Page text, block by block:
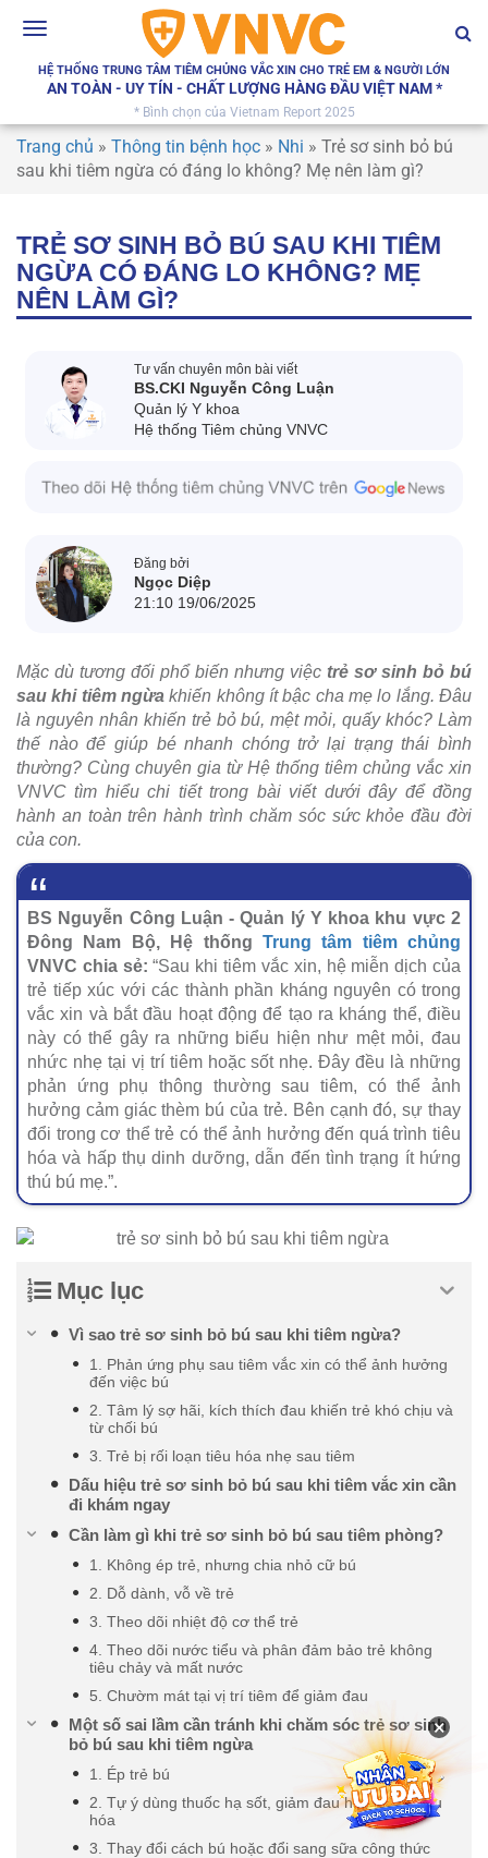
Toggle
HỆ THỐNG TRUNG TÂM TIÊM CHỦNG VẮC XIN CHO TRẺ EM & NGƯỜI LỚN
AN TOÀN - UY TÍN - CHẤT LƯỢNG HÀNG ĐẦU VIỆT NAM *
* Bình chọn của Vietnam Report 2025
Trang chủ » Thông tin bệnh học » Nhi » Trẻ sơ sinh bỏ bú
sau khi tiêm ngừa có đáng lo không? Mẹ nên làm gì?
TRẺ SƠ SINH BỎ BÚ SAU KHI TIÊM
NGỪA CÓ ĐÁNG LO KHÔNG? MẸ
NÊN LÀM GÌ?
Tư vấn chuyên môn bài viết
BS.CKI Nguyễn Công Luận
Quản lý Y khoa
Hệ thống Tiêm chủng VNVC
Đăng bởi
Ngọc Diệp
21:10 19/06/2025
Mặc dù tương đối phổ biến nhưng việc trẻ sơ sinh bỏ bú
sau khi tiêm ngừakhiến không ít bậc cha mẹ lo lắng. Đâu
là nguyên nhân khiến trẻ bỏ bú, mệt mỏi, quấy khóc? Làm
thế nào để giúp bé nhanh chóng trở lại trạng thái bình
thường? Cùng chuyên gia từ Hệ thống tiêm chủng vắc xin
VNVC tìm hiểu chi tiết trong bài viết dưới đây để đồng
hành an toàn trên hành trình chăm sóc sức khỏe đầu đời
của con.
BS Nguyễn Công Luận - Quản lý Y khoa khu vực 2
Đông Nam Bộ, Hệ thống Trung tâm tiêm chủng
VNVC chia sẻ: “Sau khi tiêm vắc xin, hệ miễn dịch của
trẻ tiếp xúc với các thành phần kháng nguyên có trong
vắc xin và bắt đầu hoạt động để tạo ra kháng thể, điều
này có thể gây ra những biểu hiện như mệt mỏi, đau
nhức nhẹ tại vị trí tiêm hoặc sốt nhẹ. Đây đều là những
phản ứng phụ thông thường sau tiêm, có thể ảnh
hưởng cảm giác thèm bú của trẻ. Bên cạnh đó, sự thay
đổi trong cơ thể trẻ có thể ảnh hưởng đến quá trình tiêu
hóa và hấp thụ dinh dưỡng, dẫn đến tình trạng ít hứng
thú bú mẹ.”.
Mục lục
Vì sao trẻ sơ sinh bỏ bú sau khi tiêm ngừa?
1. Phản ứng phụ sau tiêm vắc xin có thể ảnh hưởng
đến việc bú
2. Tâm lý sợ hãi, kích thích đau khiến trẻ khó chịu và
từ chối bú
3. Trẻ bị rối loạn tiêu hóa nhẹ sau tiêm
Dấu hiệu trẻ sơ sinh bỏ bú sau khi tiêm vắc xin cần
đi khám ngay
Cần làm gì khi trẻ sơ sinh bỏ bú sau tiêm phòng?
1. Không ép trẻ, nhưng chia nhỏ cữ bú
2. Dỗ dành, vỗ về trẻ
3. Theo dõi nhiệt độ cơ thể trẻ
4. Theo dõi nước tiểu và phân đảm bảo trẻ không
tiêu chảy và mất nước
5. Chườm mát tại vị trí tiêm để giảm đau
Một số sai lầm cần tránh khi chăm sóc trẻ sơ sinh
bỏ bú sau khi tiêm ngừa
1. Ép trẻ bú
2. Tự ý dùng thuốc hạ sốt, giảm đau hoặc men tiêu
hóa
3. Thay đổi cách bú hoặc đổi sang sữa công thức
×